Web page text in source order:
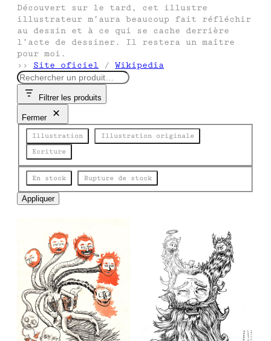
Découvert sur le tard, cet illustre
illustrateur m’aura beaucoup fait réfléchir
au dessin et à ce qui se cache derrière
l’acte de dessiner. Il restera un maître
pour moi.
›› Site oficiel / Wikipedia
R
e
e
e
Filtrer les produits
Fermer
Catégorie
Illustration
Illustration originale
Ecriture
État
En stock Rupture de stock
Appliquer